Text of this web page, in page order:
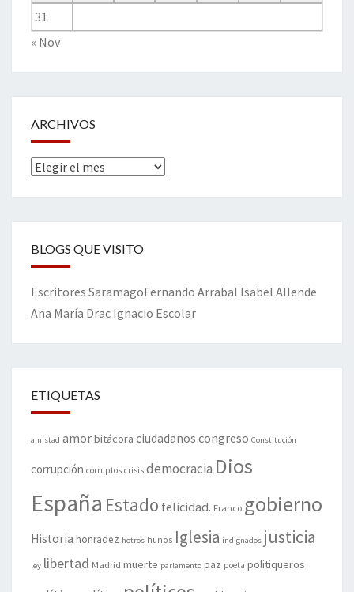
31
« Nov
ARCHIVOS
Archivos
BLOGS QUE VISITO
Escritores SaramagoFernando Arrabal Isabel Allende
Ana María Drac Ignacio Escolar
ETIQUETAS
amistad amorbitácora ciudadanos congreso Constitución
corrupción corruptos crisis democracia Dios
España Estado felicidad. Franco gobierno
Historia honradez hotros hunos Iglesia indignados justicia
ley libertad Madrid muerte parlamento paz poeta politiqueros